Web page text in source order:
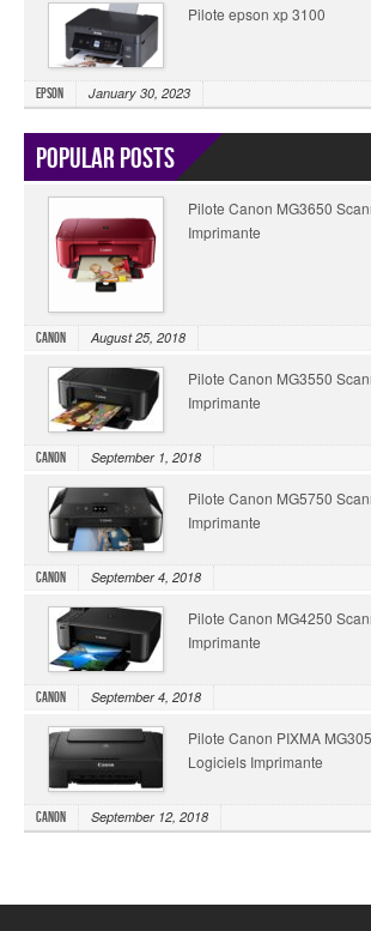
Pilote epson xp 3100
Epson January 30, 2023
Popular Posts
Pilote Canon MG3650
Imprimante
Canon August 25, 2018
Pilote Canon MG3550
Imprimante
Canon September 1, 2018
Pilote Canon MG5750
Imprimante
Canon September 4, 2018
Pilote Canon MG4250
Imprimante
Canon September 4, 2018
Pilote Canon PIXMA
Logiciels Imprimante
Canon September 12, 2018